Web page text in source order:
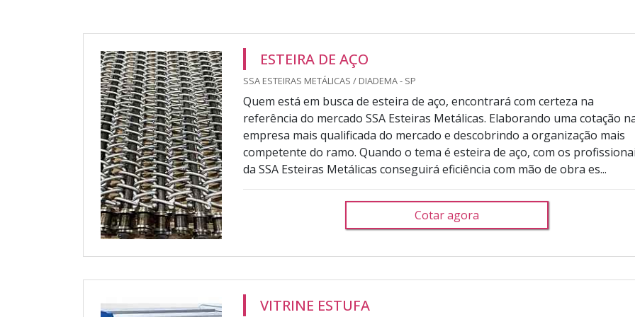
ESTEIRA DE AÇO
SSA ESTEIRAS METÁLICAS / DIADEMA - SP
Quem está em busca de esteira de aço, encontrará com certeza na
referência do mercado SSA Esteiras Metálicas. Elaborando uma cotação
empresa mais qualificada do mercado e descobrindo a organização mais
competente do ramo. Quando o tema é esteira de aço, com os
da SSA Esteiras Metálicas conseguirá eficiência com mão de obra es...
Cotar agora
VITRINE ESTUFA